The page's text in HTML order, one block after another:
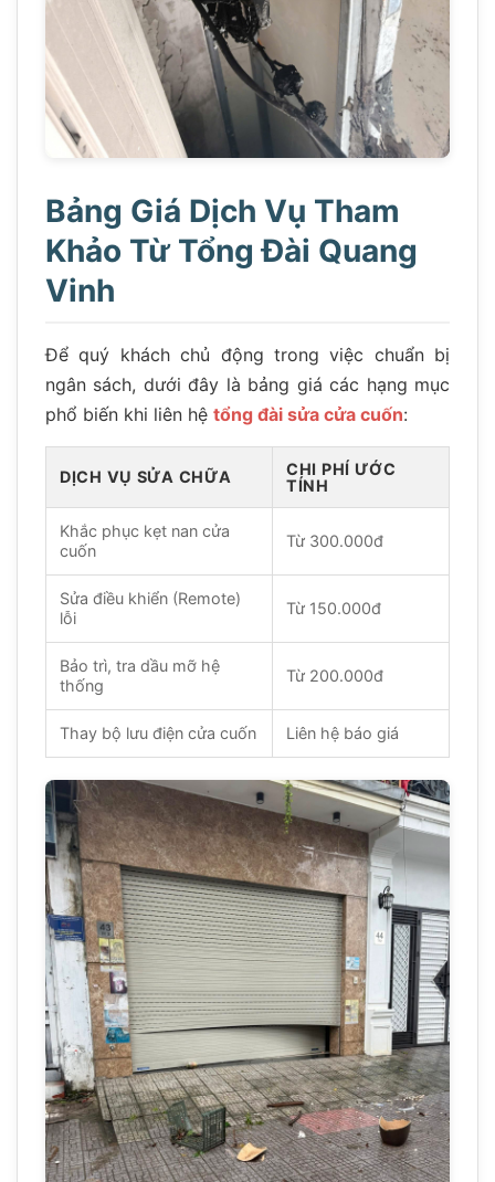
Bảng Giá Dịch Vụ Tham
Khảo Từ Tổng Đài Quang
Vinh
Để quý khách chủ động trong việc chuẩn bị
ngân sách, dưới đây là bảng giá các hạng mục
phổ biến khi liên hệ tổng đài sửa cửa cuốn:
DỊCH VỤ SỬA CHỮA
CHI PHÍ ƯỚC
TÍNH
Khắc phục kẹt nan cửa
cuốn
Từ 300.000đ
Sửa điều khiển (Remote)
lỗi
Từ 150.000đ
Bảo trì, tra dầu mỡ hệ
thống
Từ 200.000đ
Thay bộ lưu điện cửa cuốn Liên hệ báo giá